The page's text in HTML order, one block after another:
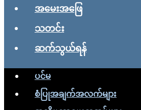
အမေးအဖြေ
သတင်း
ဆက်သွယ်ရန်
ပင်မ
စံပြုအချက်အလက်များ